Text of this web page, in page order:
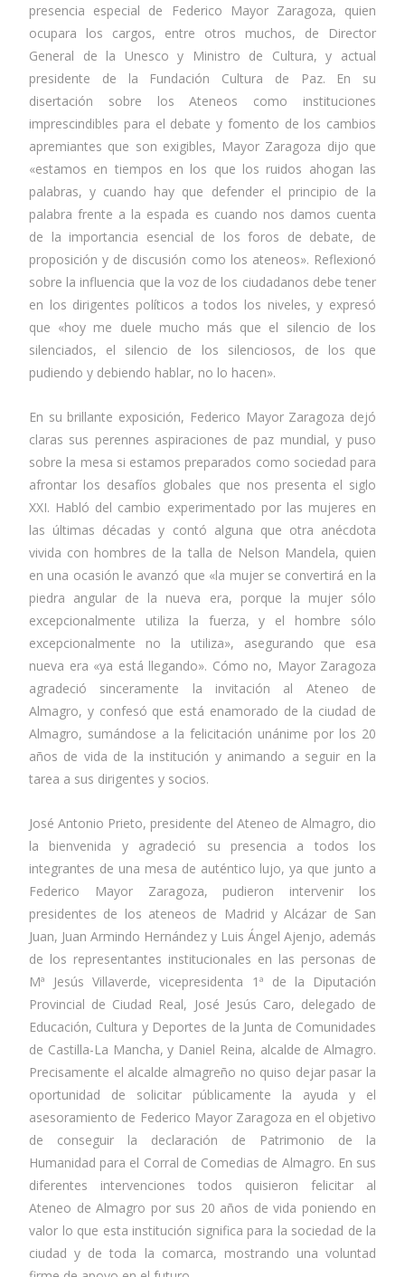
presencia especial de Federico Mayor Zaragoza, quien
ocupara los cargos, entre otros muchos, de Director
General de la Unesco y Ministro de Cultura, y actual
presidente de la Fundación Cultura de Paz. En su
disertación sobre los Ateneos como instituciones
imprescindibles para el debate y fomento de los cambios
apremiantes que son exigibles, Mayor Zaragoza dijo que
«estamos en tiempos en los que los ruidos ahogan las
palabras, y cuando hay que defender el principio de la
palabra frente a la espada es cuando nos damos cuenta
de la importancia esencial de los foros de debate, de
proposición y de discusión como los ateneos». Reflexionó
sobre la influencia que la voz de los ciudadanos debe tener
en los dirigentes políticos a todos los niveles, y expresó
que «hoy me duele mucho más que el silencio de los
silenciados, el silencio de los silenciosos, de los que
pudiendo y debiendo hablar, no lo hacen».
En su brillante exposición, Federico Mayor Zaragoza dejó
claras sus perennes aspiraciones de paz mundial, y puso
sobre la mesa si estamos preparados como sociedad para
afrontar los desafíos globales que nos presenta el siglo
XXI. Habló del cambio experimentado por las mujeres en
las últimas décadas y contó alguna que otra anécdota
vivida con hombres de la talla de Nelson Mandela, quien
en una ocasión le avanzó que «la mujer se convertirá en la
piedra angular de la nueva era, porque la mujer sólo
excepcionalmente utiliza la fuerza, y el hombre sólo
excepcionalmente no la utiliza», asegurando que esa
nueva era «ya está llegando». Cómo no, Mayor Zaragoza
agradeció sinceramente la invitación al Ateneo de
Almagro, y confesó que está enamorado de la ciudad de
Almagro, sumándose a la felicitación unánime por los 20
años de vida de la institución y animando a seguir en la
tarea a sus dirigentes y socios.
José Antonio Prieto, presidente del Ateneo de Almagro, dio
la bienvenida y agradeció su presencia a todos los
integrantes de una mesa de auténtico lujo, ya que junto a
Federico Mayor Zaragoza, pudieron intervenir los
presidentes de los ateneos de Madrid y Alcázar de San
Juan, Juan Armindo Hernández y Luis Ángel Ajenjo, además
de los representantes institucionales en las personas de
Mª Jesús Villaverde, vicepresidenta 1ª de la Diputación
Provincial de Ciudad Real, José Jesús Caro, delegado de
Educación, Cultura y Deportes de la Junta de Comunidades
de Castilla-La Mancha, y Daniel Reina, alcalde de Almagro.
Precisamente el alcalde almagreño no quiso dejar pasar la
oportunidad de solicitar públicamente la ayuda y el
asesoramiento de Federico Mayor Zaragoza en el objetivo
de conseguir la declaración de Patrimonio de la
Humanidad para el Corral de Comedias de Almagro. En sus
diferentes intervenciones todos quisieron felicitar al
Ateneo de Almagro por sus 20 años de vida poniendo en
valor lo que esta institución significa para la sociedad de la
ciudad y de toda la comarca, mostrando una voluntad